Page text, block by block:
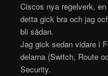
Ciscos nya regelverk,
detta gick bra och jag
bli sådan.
Jag gick sedan vidare i
delarna (Switch, Route
Security.